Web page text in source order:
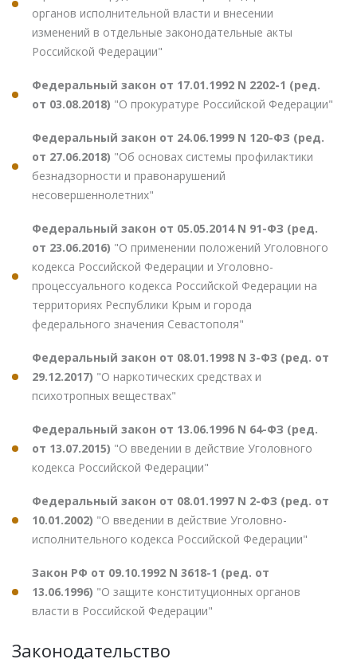
органов исполнительной власти и внесении
изменений в отдельные законодательные акты
Российской Федерации"
Федеральный закон от 17.01.1992 N 2202-1 (ред.
от 03.08.2018) "О прокуратуре Российской Федерации"
Федеральный закон от 24.06.1999 N 120-ФЗ (ред.
от 27.06.2018) "Об основах системы профилактики
безнадзорности и правонарушений
несовершеннолетних"
Федеральный закон от 05.05.2014 N 91-ФЗ (ред.
от 23.06.2016) "О применении положений Уголовного
кодекса Российской Федерации и Уголовно-
процессуального кодекса Российской Федерации на
территориях Республики Крым и города
федерального значения Севастополя"
Федеральный закон от 08.01.1998 N 3-ФЗ (ред. от
29.12.2017) "О наркотических средствах и
психотропных веществах"
Федеральный закон от 13.06.1996 N 64-ФЗ (ред.
от 13.07.2015) "О введении в действие Уголовного
кодекса Российской Федерации"
Федеральный закон от 08.01.1997 N 2-ФЗ (ред. от
10.01.2002) "О введении в действие Уголовно-
исполнительного кодекса Российской Федерации"
Закон РФ от 09.10.1992 N 3618-1 (ред. от
13.06.1996) "О защите конституционных органов
власти в Российской Федерации"
Законодательство